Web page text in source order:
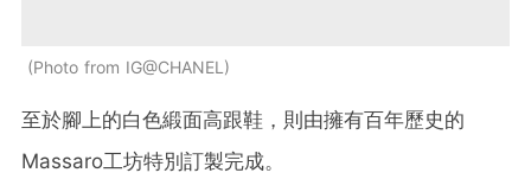
Photo from IG@CHANEL
至於腳上的白色緞面高跟鞋，則由擁有百年歷史的
Massaro工坊特別訂製完成。